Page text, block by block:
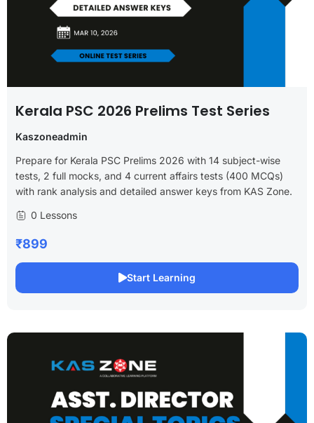
Kerala PSC 2026 Prelims Test Series
Kaszoneadmin
Prepare for Kerala PSC Prelims 2026 with 14 subject-wise
tests, 2 full mocks, and 4 current affairs tests (400 MCQs)
with rank analysis and detailed answer keys from KAS Zone.
0 Lessons
₹899
Start Learning